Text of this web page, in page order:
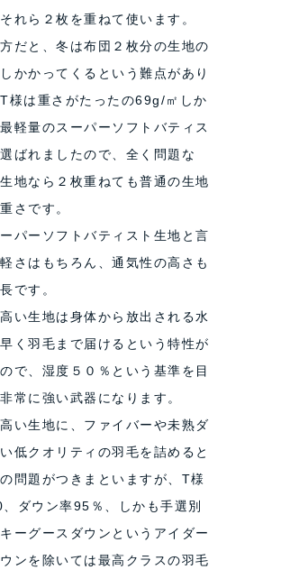
れら２枚を重ねて使います。
だと、冬は布団２枚分の生地の
かかってくるという難点があり
様は重さがたったの69g/㎡しか
軽量のスーパーソフトバティス
ばれましたので、全く問題な
地なら２枚重ねても普通の生地
さです。
パーソフトバティスト生地と言
さはもちろん、通気性の高さも
です。
い生地は身体から放出される水
く羽毛まで届けるという特性が
で、湿度５０％という基準を目
常に強い武器になります。
い生地に、ファイバーや未熟ダ
低クオリティの羽毛を詰めると
問題がつきまといますが、T様
ダウン率95％、しかも手選別
ーグースダウンというアイダー
ンを除いては最高クラスの羽毛